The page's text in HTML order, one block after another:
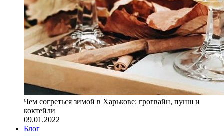
Чем согреться зимой в Харькове: грогвайн, пунш и
коктейли
09.01.2022
Блог